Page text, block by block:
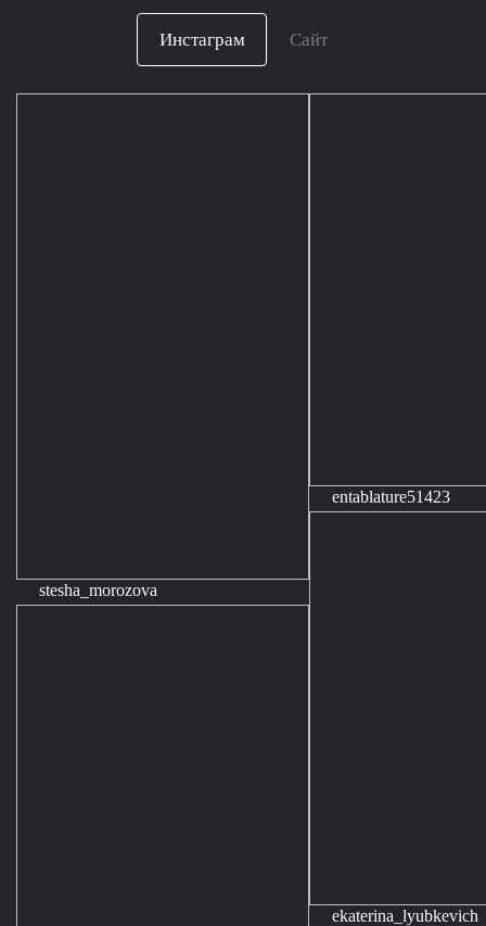
Инстаграм Сайт
stesha_morozova
entablature51423
ekaterina_lyubkevich